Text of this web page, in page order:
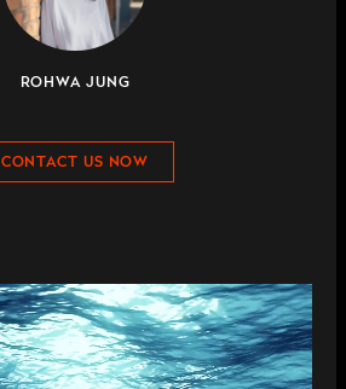
ROHWA JUNG
CONTACT US NOW